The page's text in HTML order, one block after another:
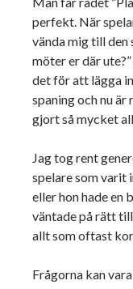
perfekt. När
vända mig till den
möter er där
det för att lägga
spaning och nu
gjort så mycket
Jag tog rent
spelare som varit
eller hon hade en
väntade på rätt
allt som oftast
Frågorna kan